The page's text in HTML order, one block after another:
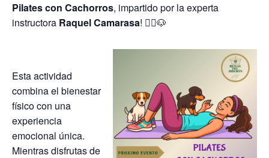
Pilates con Cachorros, impartido por la experta
instructora Raquel Camarasa! 🧘‍♀️🐶
Esta actividad
combina el bienestar
físico con una
experiencia
emocional única.
Mientras disfrutas de